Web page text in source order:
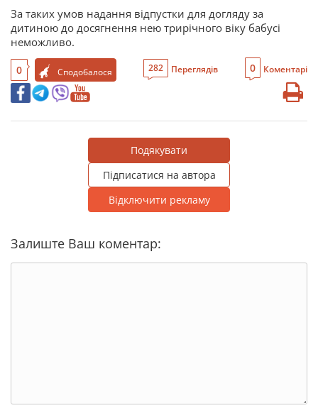
За таких умов надання відпустки для догляду за
дитиною до досягнення нею трирічного віку бабусі
неможливо.
0 Сподобалося 282 Переглядів 0 Коментарі
Подякувати
Підписатися на автора
Відключити рекламу
Залиште Ваш коментар: